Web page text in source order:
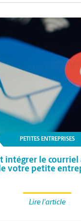
PETITES ENTREPRISES
intégrer le courriel
votre petite
Lire l'article